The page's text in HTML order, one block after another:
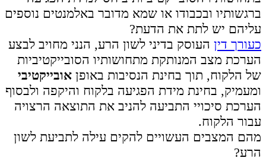
ברגשותיו ובכבודו או שמא מדובר באלמנטים נוספים
עליהם יש לתת את הדעת?
כעורך דין העוסק בדיני לשון הרע, הנני מחויב לבצע
הערכת מצב המנותקת מתחושותיו הסובייקטיביות
של הלקוח, תוך בחינת הנסיבות באופן אובייקטיבי
ומעמיק, בחינת מידת הפגיעה בלקוח והיקפה ולבסוף
הערכת סיכויי התביעה להניב את התוצאה הרצויה
עבור הלקוח.
מהם המצבים העשויים להקים עילה לתביעת לשון
הרע?